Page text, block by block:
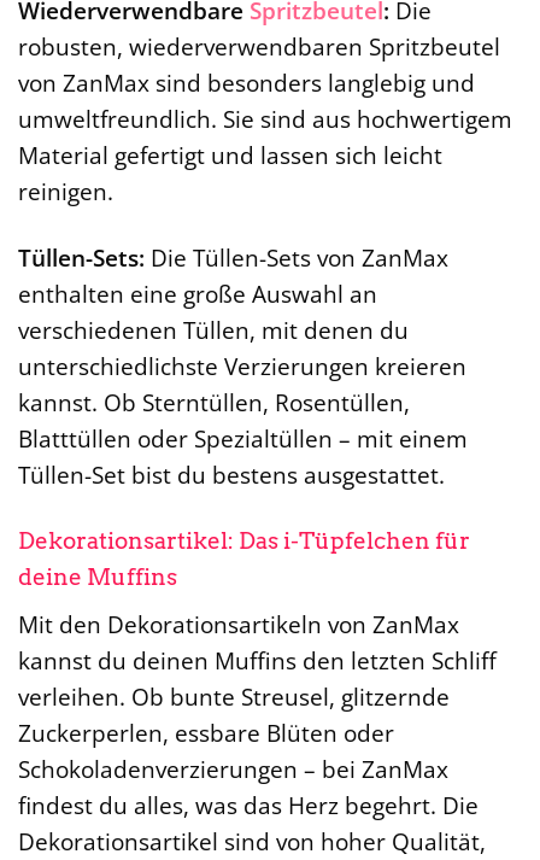
Wiederverwendbare Spritzbeutel: Die
robusten, wiederverwendbaren Spritzbeutel
von ZanMax sind besonders langlebig und
umweltfreundlich. Sie sind aus hochwertigem
Material gefertigt und lassen sich leicht
reinigen.
Tüllen-Sets: Die Tüllen-Sets von ZanMax
enthalten eine große Auswahl an
verschiedenen Tüllen, mit denen du
unterschiedlichste Verzierungen kreieren
kannst. Ob Sterntüllen, Rosentüllen,
Blatttüllen oder Spezialtüllen – mit einem
Tüllen-Set bist du bestens ausgestattet.
Dekorationsartikel: Das i-Tüpfelchen für
deine Muffins
Mit den Dekorationsartikeln von ZanMax
kannst du deinen Muffins den letzten Schliff
verleihen. Ob bunte Streusel, glitzernde
Zuckerperlen, essbare Blüten oder
Schokoladenverzierungen – bei ZanMax
findest du alles, was das Herz begehrt. Die
Dekorationsartikel sind von hoher Qualität,